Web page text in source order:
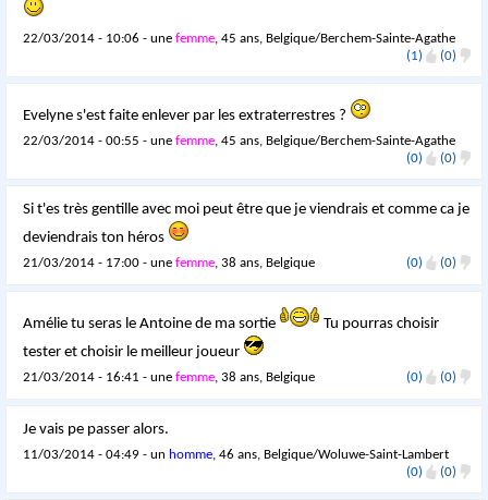
22/03/2014 - 10:06 - unefemme, 45 ans, Belgique/Berchem-Sainte-Agathe
(1)
(0)
Evelyne s'est faite enlever par les extraterrestres ?
22/03/2014 - 00:55 - unefemme, 45 ans, Belgique/Berchem-Sainte-Agathe
(0)
(0)
Si t'es très gentille avec moi peut être que je viendrais et comme ca je
deviendrais ton héros
21/03/2014 - 17:00 - unefemme, 38 ans, Belgique (0) (0)
Amélie tu seras le Antoine de ma sortie
Tu pourras choisir
tester et choisir le meilleur joueur
21/03/2014 - 16:41 - unefemme, 38 ans, Belgique (0) (0)
Je vais pe passer alors.
11/03/2014 - 04:49 - un homme, 46 ans, Belgique/Woluwe-Saint-Lambert
(0)
(0)